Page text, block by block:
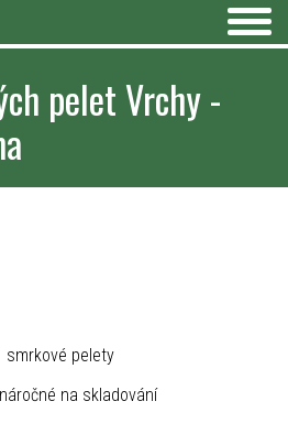
pelet Vrchy -
smrkové pelety
na skladování